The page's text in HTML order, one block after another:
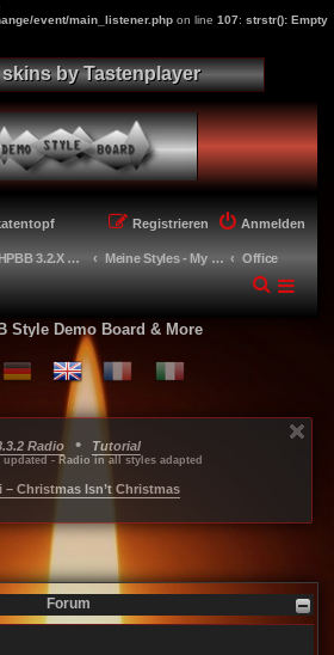
event/main_listener.php on line 107: strstr(): Empty
by Tastenplayer
Anmelden
Registrieren
MY PHPBB 3.2.X STYLES Meine Styles - My style creations Office
Style Demo Board & More
Radio • Tutorial
updated - Radio in all styles adapted
– Christmas Isn’t Christmas
Forum